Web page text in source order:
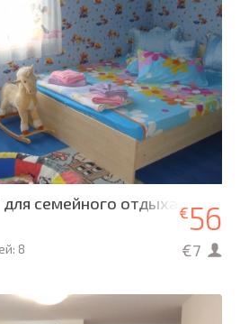
семейного отдыха, с
8
€56
€7